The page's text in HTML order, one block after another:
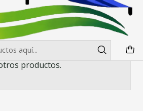
productos disponibles aquí
buscar en otras categorías o
de búsqueda para encontrar
productos.